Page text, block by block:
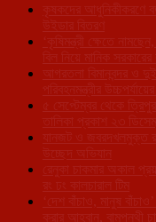
কৃষকদের আধুনিকীকরণে
উইডার বিতরণ
‘কৃষিমন্ত্রী ক্ষেতে
বিল নিয়ে মানিক
আগরতলা বিমানবন্দর ও
পরিবহনমন্ত্রীর উচ্চপর্যায়ের
৫ সেপ্টেম্বর থেকে
তালিকা প্রকাশ ২৩
যানজট ও জবরদখলমুক্ত
উচ্ছেদ অভিযান
রেনুকা চাকমার অকাল
রং ঢং কালচারাল টিম
‘দেশ বাঁচাও, মানুষ
করার আহ্বান, বামপন্থী